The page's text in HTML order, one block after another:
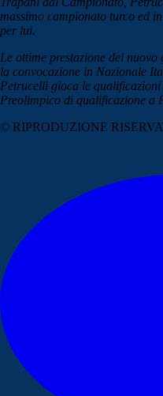
massimo campionato turco ed
per lui.
Le ottime prestazione del
la convocazione in Nazionale
Petrucelli gioca le
Preolimpico di qualificazione a
© RIPRODUZIONE